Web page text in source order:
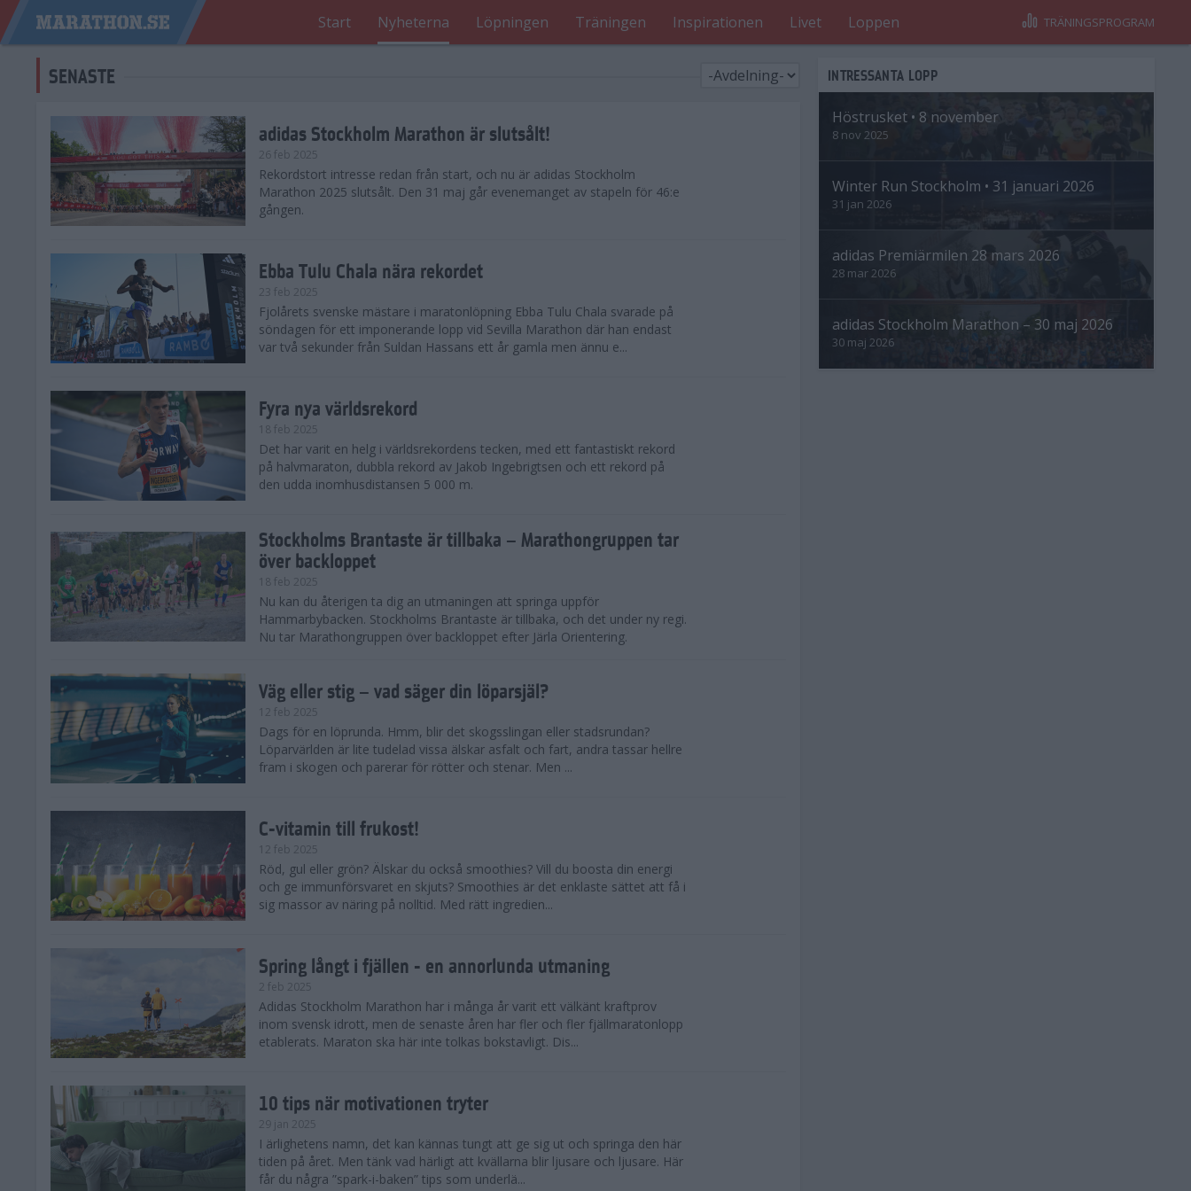
Start Nyheterna Löpningen Träningen Inspirationen Livet Loppen TRÄNINGSPROGRAM
SENASTE
adidas Stockholm Marathon är slutsålt!
26 feb 2025
Rekordstort intresse redan från start, och nu är adidas Stockholm
Marathon 2025 slutsålt. Den 31 maj går evenemanget av stapeln för 46:e
gången.
Ebba Tulu Chala nära rekordet
23 feb 2025
Fjolårets svenske mästare i maratonlöpning Ebba Tulu Chala svarade på
söndagen för ett imponerande lopp vid Sevilla Marathon där han endast
var två sekunder från Suldan Hassans ett år gamla men ännu e...
Fyra nya världsrekord
18 feb 2025
Det har varit en helg i världsrekordens tecken, med ett fantastiskt rekord
på halvmaraton, dubbla rekord av Jakob Ingebrigtsen och ett rekord på
den udda inomhusdistansen 5 000 m.
Stockholms Brantaste är tillbaka – Marathongruppen tar
över backloppet
18 feb 2025
Nu kan du återigen ta dig an utmaningen att springa uppför
Hammarbybacken. Stockholms Brantaste är tillbaka, och det under ny regi.
Nu tar Marathongruppen över backloppet efter Järla Orientering.
Väg eller stig – vad säger din löparsjäl?
12 feb 2025
Dags för en löprunda. Hmm, blir det skogsslingan eller stadsrundan?
Löparvärlden är lite tudelad vissa älskar asfalt och fart, andra tassar hellre
fram i skogen och parerar för rötter och stenar. Men ...
C-vitamin till frukost!
12 feb 2025
Röd, gul eller grön? Älskar du också smoothies? Vill du boosta din energi
och ge immunförsvaret en skjuts? Smoothies är det enklaste sättet att få i
sig massor av näring på nolltid. Med rätt ingredien...
Spring långt i fjällen - en annorlunda utmaning
2 feb 2025
Adidas Stockholm Marathon har i många år varit ett välkänt kraftprov
inom svensk idrott, men de senaste åren har fler och fler fjällmaratonlopp
etablerats. Maraton ska här inte tolkas bokstavligt. Dis...
10 tips när motivationen tryter
29 jan 2025
I ärlighetens namn, det kan kännas tungt att ge sig ut och springa den här
tiden på året. Men tänk vad härligt att kvällarna blir ljusare och ljusare. Här
får du några ”spark-i-baken” tips som underlä...
INTRESSANTA LOPP
Höstrusket • 8 november
8 nov 2025
Winter Run Stockholm • 31 januari 2026
31 jan 2026
adidas Premiärmilen 28 mars 2026
28 mar 2026
adidas Stockholm Marathon – 30 maj 2026
30 maj 2026